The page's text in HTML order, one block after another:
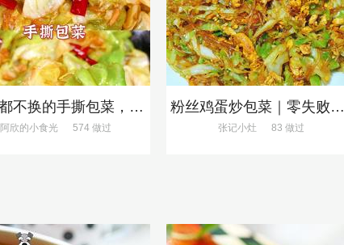
❗拿肉都不换的手撕包菜，5分钟快手家常菜🔥
阿欣的小食光574 做过
粉丝鸡蛋炒包菜｜零失败、巨下饭
张记小灶 83 做过